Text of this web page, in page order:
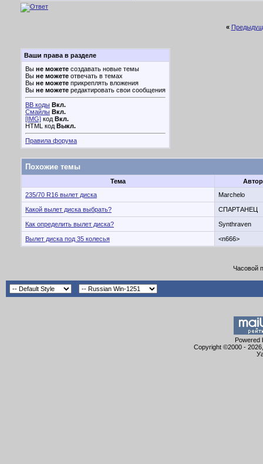
«
Ваши права в разделе
Вы не можете создавать новые темы
Вы не можете отвечать в темах
Вы не можете прикреплять вложения
Вы не можете редактировать свои сообщения
BB коды Вкл.
Смайлы Вкл.
[IMG] код Вкл.
HTML код Выкл.
Правила форума
Похожие темы
Тема
Автор
235/70 R16 вылет диска
Marchelo
Какой вылет диска выбрать? СПАРТАНЕЦ
Как определить вылет диска? Synthraven
Вылет диска под 35 колесья <n666>
Часовой
Powered
Copyright ©2000 -